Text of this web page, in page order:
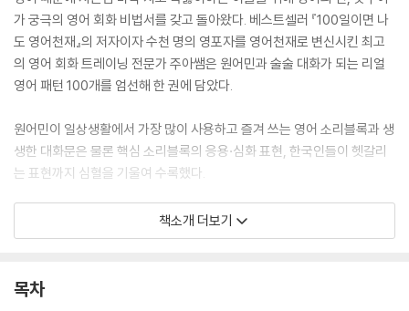
가 궁극의 영어 회화 비법서를 갖고 돌아왔다. 베스트셀러 『100일이면 나
도 영어천재』의 저자이자 수천 명의 영포자를 영어천재로 변신시킨 최고
의 영어 회화 트레이닝 전문가 주아쌤은 원어민과 술술 대화가 되는 리얼
영어 패턴 100개를 엄선해 한 권에 담았다.
원어민이 일상생활에서 가장 많이 사용하고 즐겨 쓰는 영어 소리블록과 생
생한 대화문은 물론 핵심 소리블록의 응용·심화 표현, 한국인들이 헷갈리
는 표현까지 심혈을 기울여 수록했다.
[도서] 하이빅쌤의 팡팡 터지는 한 단어 영어회화 : 한 단어를 떠올리는 순
간 영어가 터져 나온다! (저자 동영상 강의 + 원어민MP3 파일 + 말하는
“한 단어에 집중하라!”
책소개 더보기
목차